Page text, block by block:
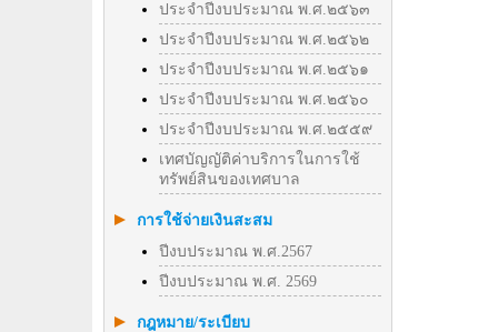
ประจำปีงบประมาณ พ.ศ.๒๕๖๓
ประจำปีงบประมาณ พ.ศ.๒๕๖๒
ประจำปีงบประมาณ พ.ศ.๒๕๖๑
ประจำปีงบประมาณ พ.ศ.๒๕๖๐
ประจำปีงบประมาณ พ.ศ.๒๕๕๙
เทศบัญญัติค่าบริการในการใช้
ทรัพย์สินของเทศบาล
การใช้จ่ายเงินสะสม
ปีงบประมาณ พ.ศ.2567
ปีงบประมาณ พ.ศ. 2569
กฎหมาย/ระเบียบ